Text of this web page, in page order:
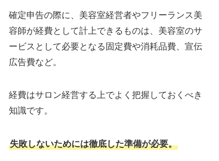
確定申告の際に、美容室経営者やフリーランス美
容師が経費として計上できるものは、美容室のサ
ービスとして必要となる固定費や消耗品費、宣伝
広告費など。
経費はサロン経営する上でよく把握しておくべき
知識です。
失敗しないためには徹底した準備が必要。